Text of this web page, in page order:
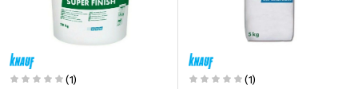
(1) (1)